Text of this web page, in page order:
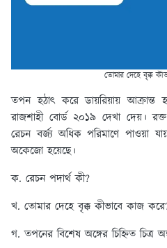
তোমার দেহে বৃক্ক
তপন হঠাৎ করে ডায়রিয়ায় আক্রান্ত
রাজশাহী বোর্ড ২০১৯ দেখা দেয়।
রেচন বর্জ্য অধিক পরিমাণে পাওয়া
অকেজো হয়েছে।
ক. রেচন পদার্থ কী?
খ. তোমার দেহে বৃক্ক কীভাবে কাজ
গ. তপনের বিশেষ অঙ্গের চিহ্নিত চিত্র